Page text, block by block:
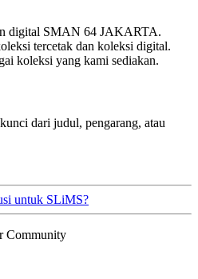
digital SMAN 64 JAKARTA.
tercetak dan koleksi digital.
koleksi yang kami sediakan.
dari judul, pengarang, atau
untuk SLiMS?
Community